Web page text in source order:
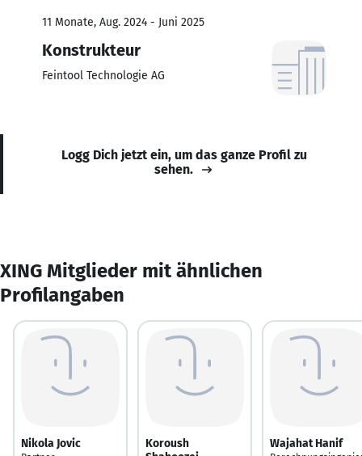
11 Monate, Aug. 2024 - Juni 2025
Konstrukteur
Feintool Technologie AG
Logg Dich jetzt ein, um das ganze Profil zu
sehen.
XING Mitglieder mit ähnlichen
Profilangaben
Nikola Jovic
Koroush
Wajahat Hanif